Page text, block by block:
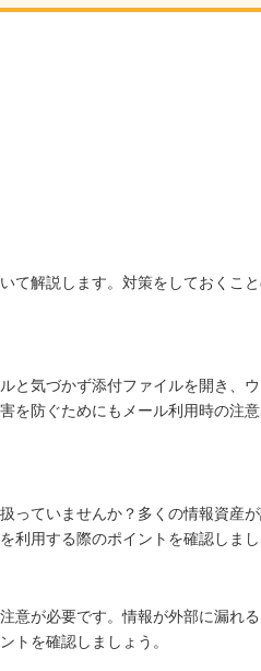
て解説します。対策をしておくこ
と気づかず添付ファイルを開き、
を防ぐためにもメール利用時の注
っていませんか？多くの情報資産
利用する際のポイントを確認しまし
意が必要です。情報が外部に漏れ
トを確認しましょう。